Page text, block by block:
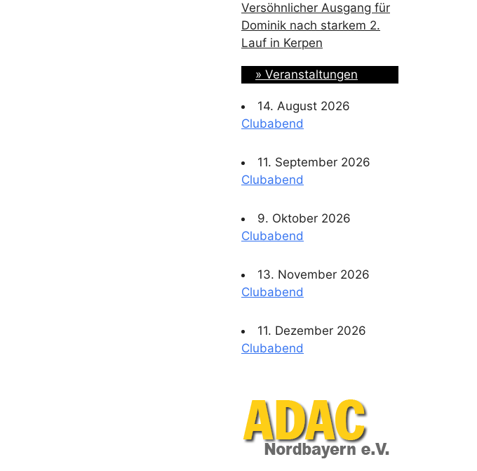
Versöhnlicher Ausgang für
Dominik nach starkem 2.
Lauf in Kerpen
» Veranstaltungen
14. August 2026
Clubabend
11. September 2026
Clubabend
9. Oktober 2026
Clubabend
13. November 2026
Clubabend
11. Dezember 2026
Clubabend